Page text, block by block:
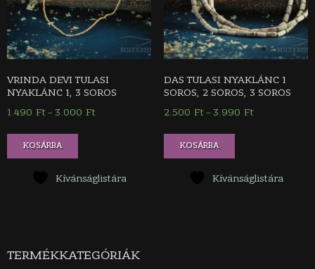
ki
VRINDA DEVI TULASI
NYAKLÁNC 1, 3 SOROS
1.490 Ft – 3.000 Ft
KOSÁRBA
Ennek
több
változatok
a
Kívánságlistára
DAS TULASI NYAKLÁNC 1
SOROS, 2 SOROS, 3 SOROS
2.500 Ft – 3.990 FtÁrtartomány:
KOSÁRBA
Ennek
több
Kívánságlistára
TERMÉKKATEGÓRIÁK